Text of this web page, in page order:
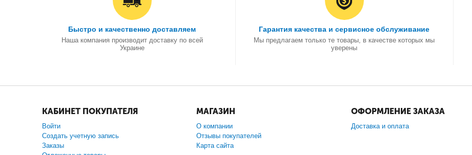
Быстро и качественно доставляем
Наша компания производит доставку по всей
Украине
Гарантия качества и сервисное обслуживание
Мы предлагаем только те товары, в качестве которых мы
уверены
КАБИНЕТ ПОКУПАТЕЛЯ
Войти
Создать учетную запись
Заказы
МАГАЗИН
О компании
Отзывы покупателей
Карта сайта
ОФОРМЛЕНИЕ ЗАКАЗА
Доставка и оплата